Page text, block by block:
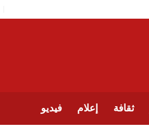
ثقافة إعلام فيديو